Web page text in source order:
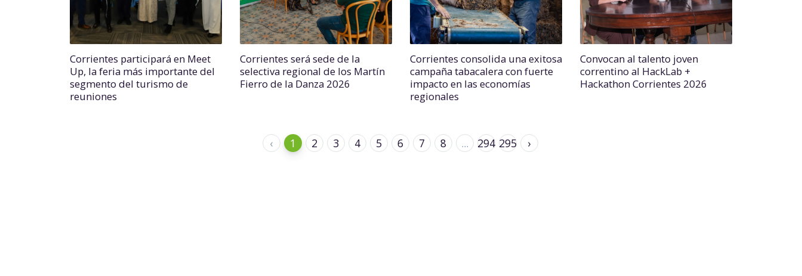
Corrientes participará en Meet
Up, la feria más importante del
segmento del turismo de
reuniones
Corrientes será sede de la
selectiva regional de los Martín
Fierro de la Danza 2026
Corrientes consolida una exitosa
campaña tabacalera con fuerte
impacto en las economías
regionales
Convocan al talento joven
correntino al HackLab +
Hackathon Corrientes 2026
‹ 1 2 3 4 5 6 7 8 ... 294 295 ›